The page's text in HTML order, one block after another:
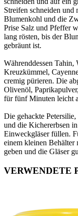
Streifen schneiden und
Blumenkohl und die
Prise Salz und Pfeffer
lang rösten, bis der
gebräunt ist.
Währenddessen Tahin,
Kreuzkümmel,
cremig pürieren. Die
Olivenöl,
für fünf Minuten leicht
Die gehackte
und die Kichererbsen
Einweckgläser füllen.
einem kleinen Behälter
geben und die Gläser
VERWENDETE